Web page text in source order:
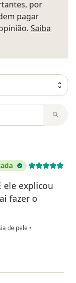
por
pagar
Saiba
ele explicou
fazer o
de pele •